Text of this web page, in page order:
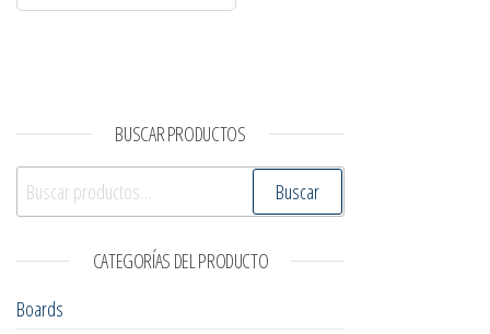
BUSCAR PRODUCTOS
Buscar por:
Buscar
CATEGORÍAS DEL PRODUCTO
Boards